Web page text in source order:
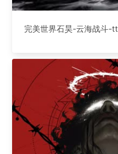
完美世界石昊-云海战斗-tt